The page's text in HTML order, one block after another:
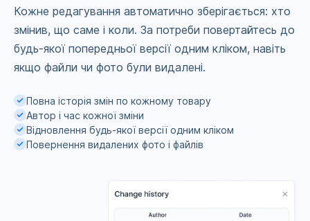
Кожне редагування автоматично зберігається: хто
змінив, що саме і коли. За потреби повертайтесь до
будь-якої попередньої версії одним кліком, навіть
якщо файли чи фото були видалені.
Повна історія змін по кожному товару
Автор і час кожної зміни
Відновлення будь-якої версії одним кліком
Повернення видалених фото і файлів